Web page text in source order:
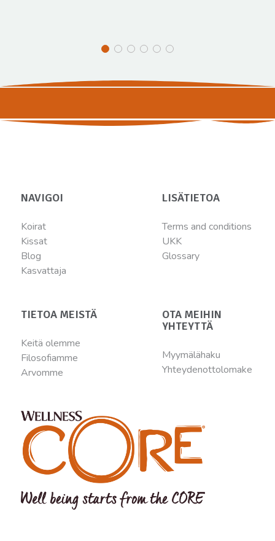
NAVIGOI
Koirat
Kissat
Blog
Kasvattaja
LISÄTIETOA
Terms and conditions
UKK
Glossary
TIETOA MEISTÄ
Keitä olemme
Filosofiamme
Arvomme
OTA MEIHIN
YHTEYTTÄ
Myymälähaku
Yhteydenottolomake